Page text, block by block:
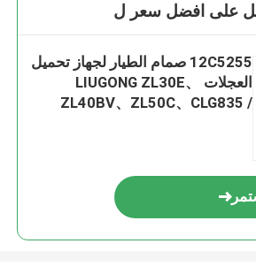
على افضل سعر ل
12C5255 صمام الطيار لجهاز تحميل
العجلات LIUGONG ZL30E、
ZL40BV、ZL50C、CLG835 /